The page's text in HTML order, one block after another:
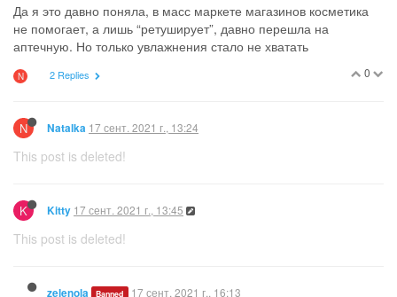
Да я это давно поняла, в масс маркете магазинов косметика
не помогает, а лишь “ретуширует”, давно перешла на
аптечную. Но только увлажнения стало не хватать
0
N 2 Replies
N Natalka 17 сент. 2021 г., 13:24
This post is deleted!
K Kitty 17 сент. 2021 г., 13:45
This post is deleted!
zelenola Banned 17 сент. 2021 г., 16:13